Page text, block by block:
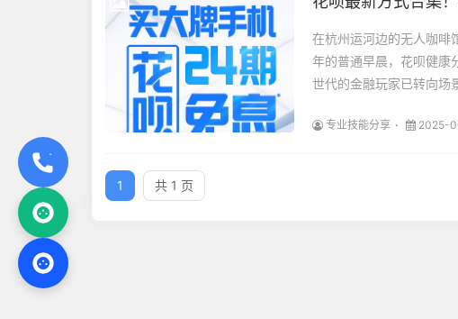
在杭州运河边的无人咖啡
年的普通早晨，花呗健康
世代的金融玩家已转向场
专业技能分享 2025-
1 共 1 页